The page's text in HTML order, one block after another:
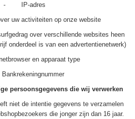
- IP-adres
uw activiteiten op onze website
over verschillende websites heen
onderdeel is van een advertentienetwerk)
en apparaat type
persoonsgegevens die wij verwerken
niet de intentie gegevens te verzamelen
die jonger zijn dan 16 jaar.